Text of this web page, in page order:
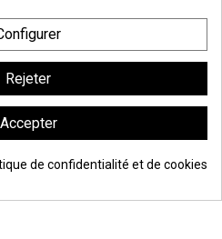
Rejeter
Accepter
de confidentialité et de cookies